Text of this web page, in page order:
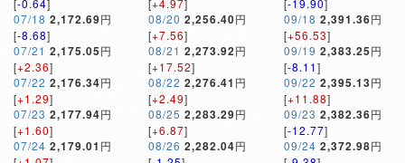
[-0.64]
07/18 2,172.69円
[-8.68]
07/21 2,175.05円
[+2.36]
07/22 2,176.34円
[+1.29]
07/23 2,177.94円
[+1.60]
07/24 2,179.01 円
[+4.97]
08/20 2,256.40円
[+7.56]
08/21 2,273.92円
[+17.52]
08/22 2,276.41 円
[+2.49]
08/25 2,283.29円
[+6.87]
08/26 2,282.04円
[-19.90]
09/18 2,391.36円
[+56.53]
09/19 2,383.25円
[-8.11]
09/22 2,395.13円
[+11.88]
09/23 2,382.36円
[-12.77]
09/24 2,372.98円